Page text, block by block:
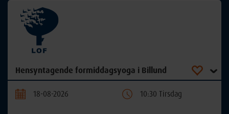
Hensyntagende formiddagsyoga i Billund
18-08-2026 10:30 Tirsdag